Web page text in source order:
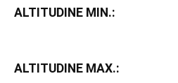
ALTITUDINE MIN.:
ALTITUDINE MAX.: